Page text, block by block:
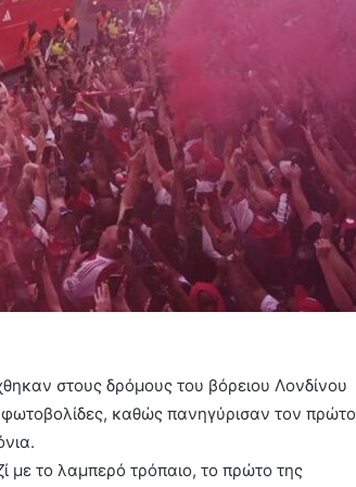
στους δρόμους του βόρειου Λονδίνου
καθώς πανηγύρισαν τον πρώτο
με το λαμπερό τρόπαιο, το πρώτο της